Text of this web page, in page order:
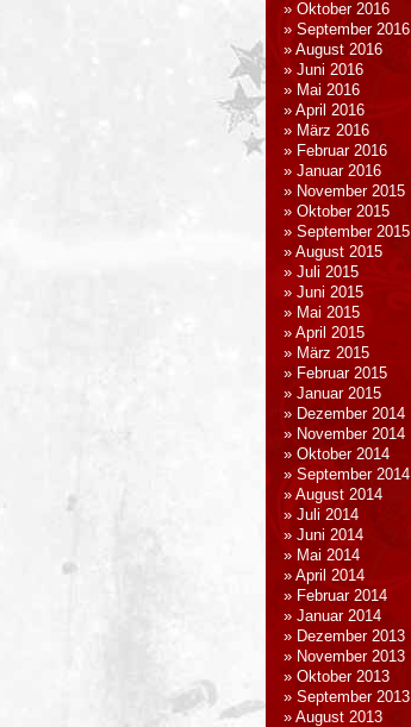
Oktober 2016
September 2016
August 2016
Juni 2016
Mai 2016
April 2016
März 2016
Februar 2016
Januar 2016
November 2015
Oktober 2015
September 2015
August 2015
Juli 2015
Juni 2015
Mai 2015
April 2015
März 2015
Februar 2015
Januar 2015
Dezember 2014
November 2014
Oktober 2014
September 2014
August 2014
Juli 2014
Juni 2014
Mai 2014
April 2014
Februar 2014
Januar 2014
Dezember 2013
November 2013
Oktober 2013
September 2013
August 2013